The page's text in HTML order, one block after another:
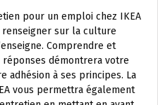
pour un emploi chez IKEA
sur la culture
Comprendre et
démontrera votre
adhésion à ses principes. La
vous permettra également